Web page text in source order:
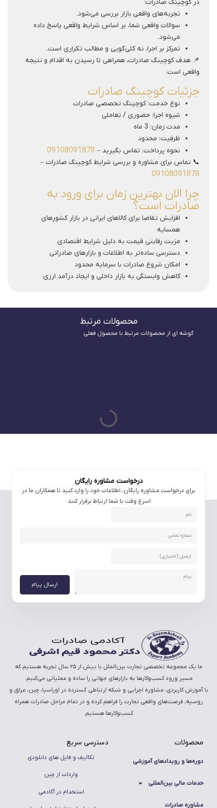
در کوچینگ صادرات:
تجربه‌های واقعی بازار بررسی می‌شود.
سوالات واقعی شما، بر اساس شرایط واقعی پاسخ داده
می‌شود.
تمرکز بر اجرا، نه کلی‌گویی و مطالب تکراری است.
📌 هدف کوچینگ صادرات، همراهی تا رسیدن به اقدام و نتیجه
واقعی است.
جزئیات کوچینگ صادرات
نوع خدمت: کوچینگ تخصصی صادرات
شیوه اجرا: حضوری / تعاملی
مدت زمان: 3 ماه
ظرفیت: محدود
نحوه پرداخت: تماس بگیرید – 09108091878
📞 تماس برای مشاوره و بررسی شرایط کوچینگ صادرات –
09108091878
چرا الان بهترین زمان برای ورود به
صادرات است؟
افزایش تقاضا برای کالاهای ایرانی در بازار کشورهای
همسایه
مزیت رقابتی قیمت به دلیل شرایط اقتصادی
دسترسی ساده‌تر به اطلاعات و بازارهای صادراتی
امکان شروع صادرات با سرمایه محدود
کاهش وابستگی به بازار داخلی و ایجاد درآمد ارزی
محصولات مرتبط
گوشه ای از محصولات مرتبط با محصول فعلی
درخواست مشاوره رایگان
برای درخواست مشاوره رایگان، اطلاعات خود را وارد کنید تا همکاران ما در
اسرع وقت با شما ارتباط برقرار کنند.
ارسال پیام
ما یک مجموعه تخصصی تجارت بین‌الملل با بیش از ۲۵ سال تجربه هستیم که
مسیر ورود کسب‌وکارها به بازارهای جهانی را ساده و عملیاتی می‌کنیم.
با آموزش کاربردی، مشاوره اجرایی و شبکه ارتباطی گسترده در اوراسیا، چین، عراق و
روسیه، فرصت‌های واقعی تجارت را فراهم کرده و در تمام مراحل صادرات همراه
کسب‌وکارها هستیم.
دسترسی سریع
تکالیف و فایل های دانلودی
واردات از چین
استخدام در آکادمی
محصولات
دوره‌ها و رویدادهای آموزشی
خدمات مالی بین‌المللی
مشاوره صادرات